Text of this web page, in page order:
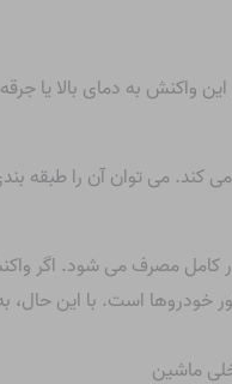
واکنش به دمای بالا یا
کند. می توان آن را طبقه
کامل مصرف می شود. اگر
است. با این حال،